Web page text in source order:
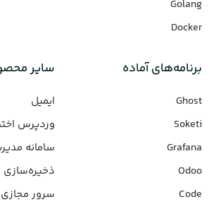
Golang
Docker
برنامه‌های‌ آماده
Ghost
Soketi
Grafana
Odoo
Code
سایر
ایمیل
وردپرس‌
سامانه
ذخیره‌سازی
سرور مجازی